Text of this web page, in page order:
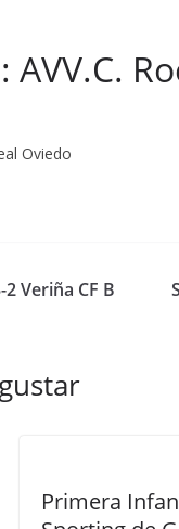
Oviedo
Veriña CF B
Primera